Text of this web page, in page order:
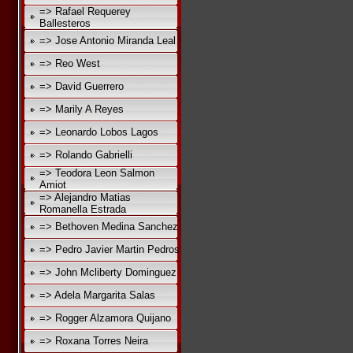
=> Rafael Requerey
Ballesteros
=> Jose Antonio Miranda Leal
=> Reo West
=> David Guerrero
=> Marily A Reyes
=> Leonardo Lobos Lagos
=> Rolando Gabrielli
=> Teodora Leon Salmon
Amiot
=> Alejandro Matias
Romanella Estrada
=> Bethoven Medina Sanchez
=> Pedro Javier Martin Pedros
=> John Mcliberty Dominguez
=> Adela Margarita Salas
=> Rogger Alzamora Quijano
=> Roxana Torres Neira